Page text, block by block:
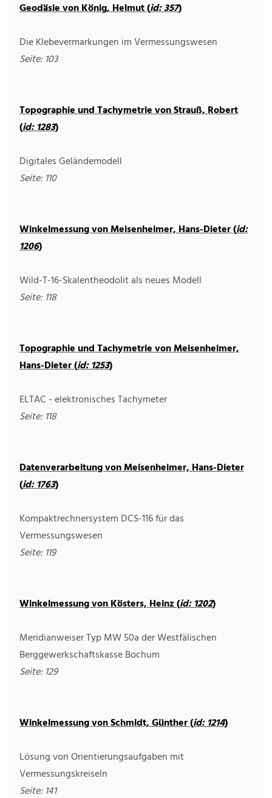
Geodäsie von König, Helmut (id: 357)
Die Klebevermarkungen im Vermessungswesen
Seite: 103
Topographie und Tachymetrie von Strauß, Robert
(id: 1283)
Digitales Geländemodell
Seite: 110
Winkelmessung von Meisenheimer, Hans-Dieter (id:
1206)
Wild-T-16-Skalentheodolit als neues Modell
Seite: 118
Topographie und Tachymetrie von Meisenheimer,
Hans-Dieter (id: 1253)
ELTAC - elektronisches Tachymeter
Seite: 118
Datenverarbeitung von Meisenheimer, Hans-Dieter
(id: 1763)
Kompaktrechnersystem DCS-116 für das
Vermessungswesen
Seite: 119
Winkelmessung von Kösters, Heinz (id: 1202)
Meridianweiser Typ MW 50a der Westfälischen
Berggewerkschaftskasse Bochum
Seite: 129
Winkelmessung von Schmidt, Günther (id: 1214)
Lösung von Orientierungsaufgaben mit
Vermessungskreiseln
Seite: 141